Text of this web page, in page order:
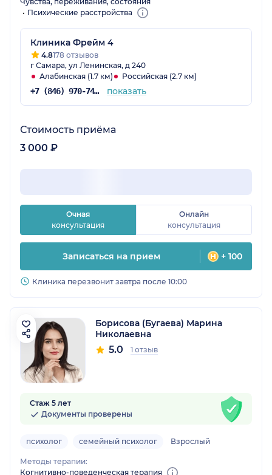
Психические расстройства
Клиника Фрейм 4
4.8178 отзывов
г Самара, ул Ленинская, д 240
Алабинская (1.7 км)
Российская (2.7 км)
+7 (846) 970-74-02 показать
Стоимость приёма
3 000 ₽
Очная
консультация
Онлайн
консультация
Записаться на прием + 100
Клиника перезвонит завтра после 10:00
Борисова (Бугаева) Марина
Николаевна
5.0 1 отзыв
Стаж 5 лет
Документы проверены
психолог семейный психолог Взрослый
Методы терапии:
Когнитивно-поведенческая терапия